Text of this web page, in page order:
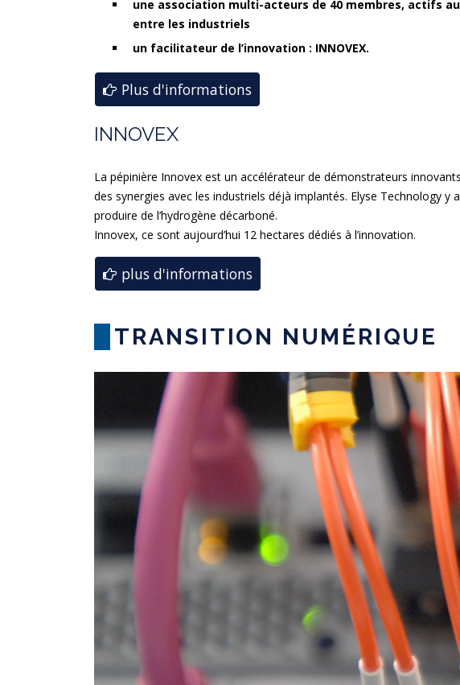
une association multi-acteurs de 40 membres, actifs
entre les industriels
un facilitateur de l’innovation : INNOVEX.
Plus d'informations
INNOVEX
La pépinière Innovex est un accélérateur de démonstrateurs
des synergies avec les industriels déjà implantés. Elyse Technology
produire de l’hydrogène décarboné.
Innovex, ce sont aujourd’hui 12 hectares dédiés à l’innovation.
plus d'informations
TRANSITION NUMÉRIQUE